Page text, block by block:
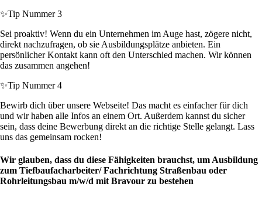
✨Tip Nummer 3
Sei proaktiv! Wenn du ein Unternehmen im Auge hast, zögere nicht,
direkt nachzufragen, ob sie Ausbildungsplätze anbieten. Ein
persönlicher Kontakt kann oft den Unterschied machen. Wir können
das zusammen angehen!
✨Tip Nummer 4
Bewirb dich über unsere Webseite! Das macht es einfacher für dich
und wir haben alle Infos an einem Ort. Außerdem kannst du sicher
sein, dass deine Bewerbung direkt an die richtige Stelle gelangt. Lass
uns das gemeinsam rocken!
Wir glauben, dass du diese Fähigkeiten brauchst, um Ausbildung
zum Tiefbaufacharbeiter/ Fachrichtung Straßenbau oder
Rohrleitungsbau m/w/d mit Bravour zu bestehen